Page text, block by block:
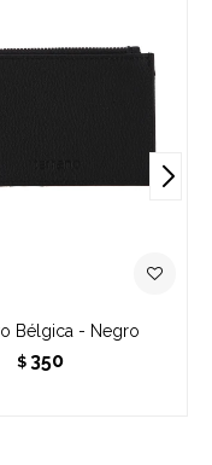
Bélgica - Negro
$ 350